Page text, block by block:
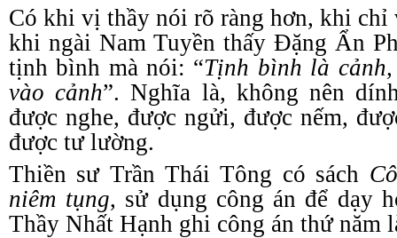
Có khi vị thầy nói rõ ràng hơn, khi
khi ngài Nam Tuyền thấy Đặng Ẩn
tịnh bình mà nói: “Tịnh bình là
vào cảnh”. Nghĩa là, không nên
được nghe, được ngửi, được nếm,
được tư lường.
Thiền sư Trần Thái Tông có sách
niêm tụng, sử dụng công án để dạy
Thầy Nhất Hạnh ghi công án thứ năm